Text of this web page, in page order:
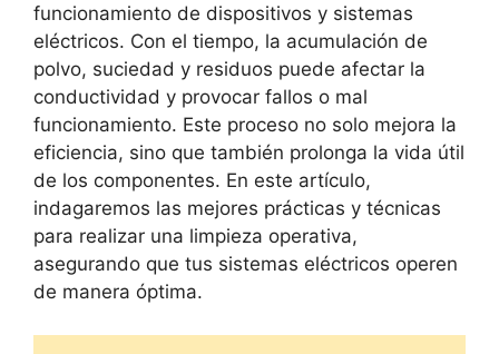
funcionamiento de dispositivos y sistemas
eléctricos. Con el tiempo, la acumulación de
polvo, suciedad y residuos puede afectar la
conductividad y provocar fallos o mal
funcionamiento. Este proceso no solo mejora la
eficiencia, sino que también prolonga la vida útil
de los componentes. En este artículo,
indagaremos las mejores prácticas y técnicas
para realizar una limpieza operativa,
asegurando que tus sistemas eléctricos operen
de manera óptima.